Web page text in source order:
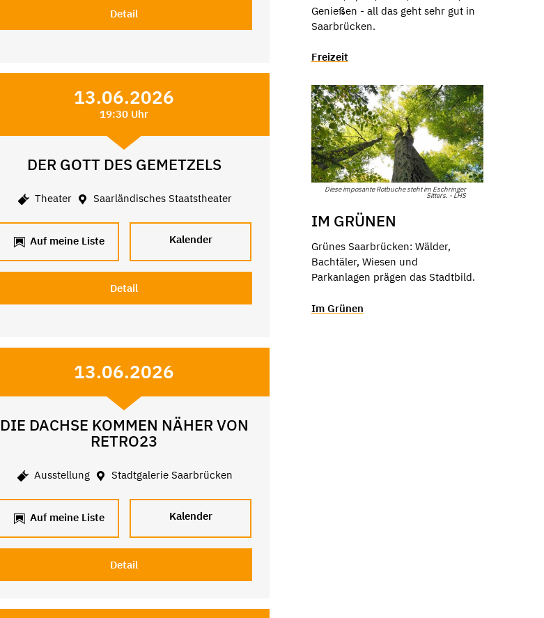
Detail
13.06.2026
19:30 Uhr
DER GOTT DES GEMETZELS
Theater Saarländisches Staatstheater
Auf meine Liste Kalender
Detail
13.06.2026
DIE DACHSE KOMMEN NÄHER VON
RETRO23
Ausstellung Stadtgalerie Saarbrücken
Auf meine Liste Kalender
Detail
Genießen - all das geht sehr gut in
Saarbrücken.
Freizeit
Diese imposante Rotbuche steht im Eschringer
Sitters. - LHS
IM GRÜNEN
Grünes Saarbrücken: Wälder,
Bachtäler, Wiesen und
Parkanlagen prägen das Stadtbild.
Im Grünen